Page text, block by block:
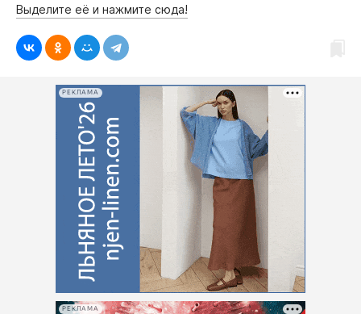
Выделите её и нажмите сюда!
РЕКЛАМА
РЕКЛАМА